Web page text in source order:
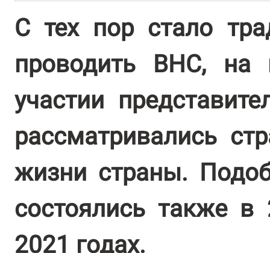
С тех пор стало
проводить ВНС, на
участии
рассматривались
жизни страны.
состоялись также
2021 годах.